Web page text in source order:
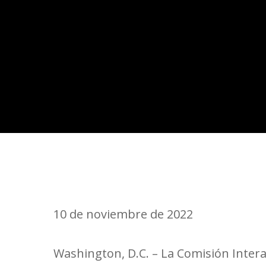
10 de noviembre de 2022
Washington, D.C. – La Comisión